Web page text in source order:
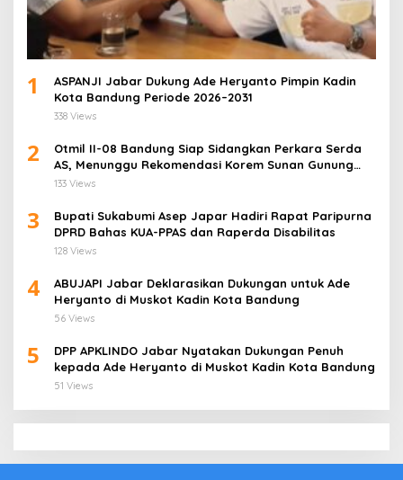
1
ASPANJI Jabar Dukung Ade Heryanto Pimpin Kadin
Kota Bandung Periode 2026–2031
338 Views
2
Otmil II-08 Bandung Siap Sidangkan Perkara Serda
AS, Menunggu Rekomendasi Korem Sunan Gunung
Jati Cirebon
133 Views
3
Bupati Sukabumi Asep Japar Hadiri Rapat Paripurna
DPRD Bahas KUA-PPAS dan Raperda Disabilitas
128 Views
4
ABUJAPI Jabar Deklarasikan Dukungan untuk Ade
Heryanto di Muskot Kadin Kota Bandung
56 Views
5
DPP APKLINDO Jabar Nyatakan Dukungan Penuh
kepada Ade Heryanto di Muskot Kadin Kota Bandung
51 Views